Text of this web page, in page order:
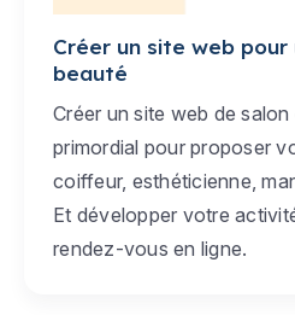
Créer un site web
beauté
Créer un site web de
primordial pour proposer
coiffeur, esthéticienne,
Et développer votre
rendez-vous en ligne.